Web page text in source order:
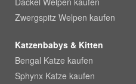
Zwergspitz Welpen kaufen
Katzenbabys & Kitten
Bengal Katze kaufen
Sphynx Katze kaufen